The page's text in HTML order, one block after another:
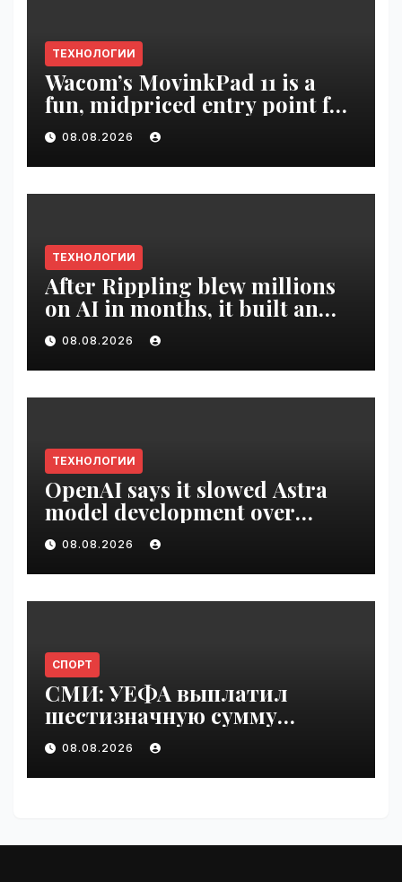
ТЕХНОЛОГИИ
Wacom’s MovinkPad 11 is a
fun, midpriced entry point for
digital artists | VseTime.ru
08.08.2026
ТЕХНОЛОГИИ
After Rippling blew millions
on AI in months, it built an
employee ROI tool |
VseTime.ru
08.08.2026
ТЕХНОЛОГИИ
OpenAI says it slowed Astra
model development over
security concerns | VseTime.ru
08.08.2026
СПОРТ
СМИ: УЕФА выплатил
шестизначную сумму
любовнице Инфантино |
VseTime.ru
08.08.2026